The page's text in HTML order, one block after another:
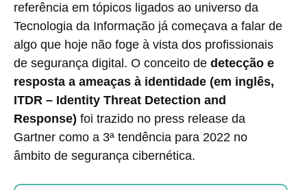
referência em tópicos ligados ao universo da
Tecnologia da Informação já começava a falar de
algo que hoje não foge à vista dos profissionais
de segurança digital. O conceito de detecção e
resposta a ameaças à identidade (em inglês,
ITDR – Identity Threat Detection and
Response) foi trazido no press release da
Gartner como a 3ª tendência para 2022 no
âmbito de segurança cibernética.